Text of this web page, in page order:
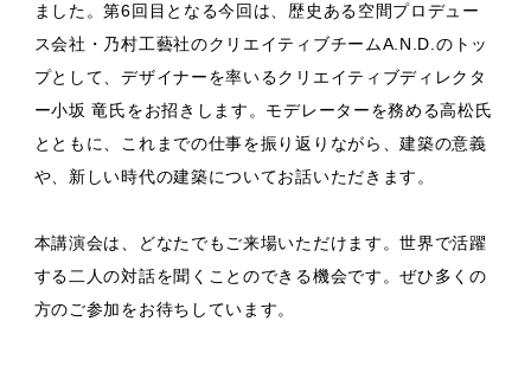
ました。第6回目となる今回は、歴史ある空間プロデュー
ス会社・乃村工藝社のクリエイティブチームA.N.D.のトッ
プとして、デザイナーを率いるクリエイティブディレクタ
ー小坂 竜氏をお招きします。モデレーターを務める高松氏
とともに、これまでの仕事を振り返りながら、建築の意義
や、新しい時代の建築についてお話いただきます。
本講演会は、どなたでもご来場いただけます。世界で活躍
する二人の対話を聞くことのできる機会です。ぜひ多くの
方のご参加をお待ちしています。